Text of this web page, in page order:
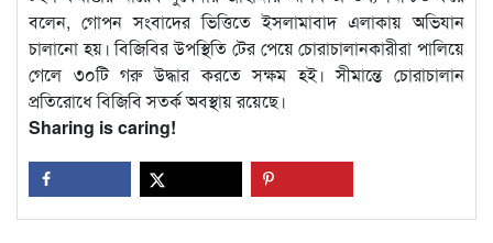
বলেন, গোপন সংবাদের ভিত্তিতে ইসলামাবাদ এলাকায় অভিযান
চালানো হয়। বিজিবির উপস্থিতি টের পেয়ে চোরাচালানকারীরা পালিয়ে
গেলে ৩০টি গরু উদ্ধার করতে সক্ষম হই। সীমান্তে চোরাচালান
প্রতিরোধে বিজিবি সতর্ক অবস্থায় রয়েছে।
Sharing is caring!